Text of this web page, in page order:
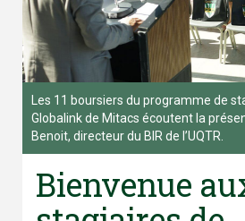
Les 11 boursiers du programme de
Globalink de Mitacs écoutent la
Benoit, directeur du BIR de l’UQTR.
Bienvenue